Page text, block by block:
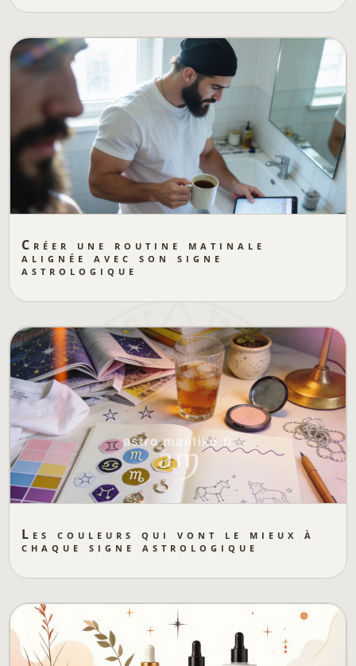
Créer une routine matinale
alignée avec son signe
astrologique
Les couleurs qui vont le mieux à
chaque signe astrologique